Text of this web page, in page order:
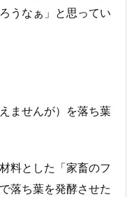
うなぁ」と思ってい
ませんが）を落ち葉
料とした「家畜のフ
落ち葉を発酵させた